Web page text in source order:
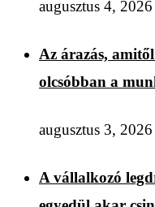
augusztus 4, 2026
Az árazás,
olcsóbban a
augusztus 3, 2026
A vállalkozó